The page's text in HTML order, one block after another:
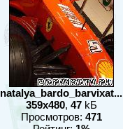
natalya_bardo_barvixat...
359x480, 47kБ
Просмотров: 471